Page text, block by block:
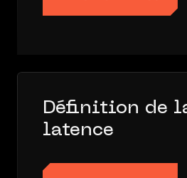
Définition de
latence